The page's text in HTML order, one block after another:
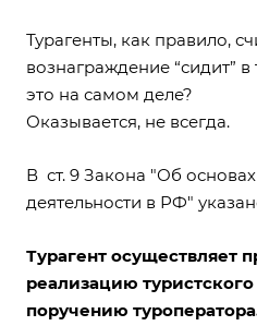
Турагенты, как правило,
вознаграждение “сидит” в
это на самом деле?
Оказывается, не всегда.
В ст. 9 Закона "Об основах
деятельности в РФ"
Турагент осуществляет
реализацию
поручению